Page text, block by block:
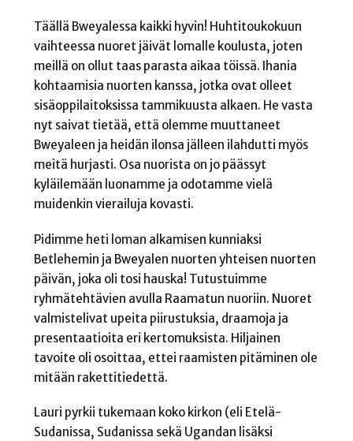
Täällä Bweyalessa kaikki hyvin! Huhtitoukokuun
vaihteessa nuoret jäivät lomalle koulusta, joten
meillä on ollut taas parasta aikaa töissä. Ihania
kohtaamisia nuorten kanssa, jotka ovat olleet
sisäoppilaitoksissa tammikuusta alkaen. He vasta
nyt saivat tietää, että olemme muuttaneet
Bweyaleen ja heidän ilonsa jälleen ilahdutti myös
meitä hurjasti. Osa nuorista on jo päässyt
kyläilemään luonamme ja odotamme vielä
muidenkin vierailuja kovasti.
Pidimme heti loman alkamisen kunniaksi
Betlehemin ja Bweyalen nuorten yhteisen nuorten
päivän, joka oli tosi hauska! Tutustuimme
ryhmätehtävien avulla Raamatun nuoriin. Nuoret
valmistelivat upeita piirustuksia, draamoja ja
presentaatioita eri kertomuksista. Hiljainen
tavoite oli osoittaa, ettei raamisten pitäminen ole
mitään rakettitiedettä.
Lauri pyrkii tukemaan koko kirkon (eli Etelä-
Sudanissa, Sudanissa sekä Ugandan lisäksi